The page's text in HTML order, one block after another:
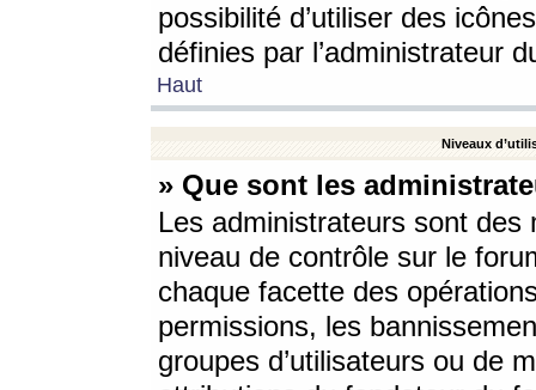
possibilité d’utiliser des
définies par l’administrateur
Haut
Niveaux
» Que sont les
Les administrateurs sont
niveau de contrôle sur le
chaque facette des
permissions, les
groupes d’utilisateurs ou de